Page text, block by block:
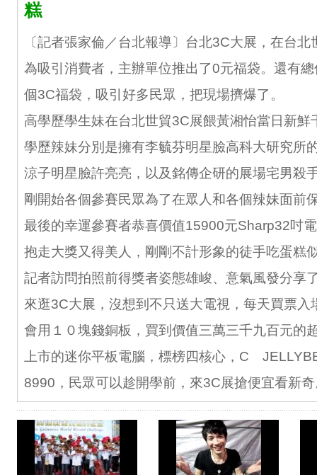
糕
〔記者張家倫／台北報導〕台北3C大展，在台
為吸引消費者，主辦單位推出了0元福袋。還有
個3C福袋，吸引好多民眾，把現場擠爆了。
高學歷學生妹在台北世貿3C展餵黃湘怡當日新鮮
學歷辣妹分別是擁有李毓芬明星臉高科大研究所
涼子明星臉許亮亮，以及銘傳企研的展場宅男殺
剛開始各個參賽民眾為了在眾人和各個辣妹面前
最後的幸運參賽者恭喜價值15900元Sharp32吋
抱走大獎又得美人，剛剛不計形象的徒手吃蛋糕
記者訪問拍照前得獎者姿態雄峻、意氣風發分享
來逛3C大展，沒想到不只送大電視，每天買票入
會用１０塊錢銅板，買到價值三萬三千九百元的
上市的迷你平板電腦，標榜四核心，C
8990，民眾可以趁開學前，來3C展搶便宜看新